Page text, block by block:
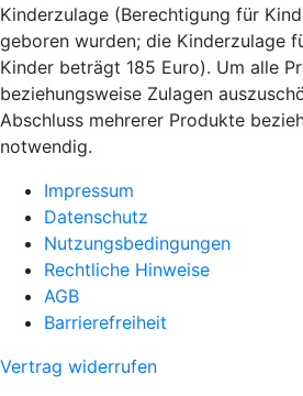
Kinderzulage (Berechtigung für
geboren wurden; die Kinderzulage
Kinder beträgt 185 Euro). Um alle
beziehungsweise Zulagen
Abschluss mehrerer Produkte
notwendig.
Impressum
Datenschutz
Nutzungsbedingungen
Rechtliche Hinweise
AGB
Barrierefreiheit
Vertrag widerrufen